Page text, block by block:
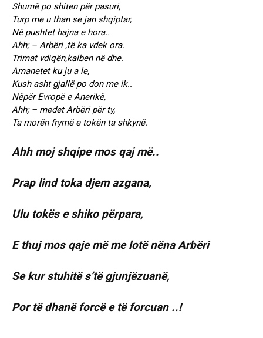
Shumë po shiten për pasuri,
Turp me u than se jan shqiptar,
Në pushtet hajna e hora..
Ahh; – Arbëri ,të ka vdek ora.
Trimat vdiqën,kalben në dhe.
Amanetet ku ju a le,
Kush asht gjallë po don me ik..
Nëpër Evropë e Anerikë,
Ahh; – medet Arbëri për ty,
Ta morën frymë e tokën ta shkynë.
Ahh moj shqipe mos qaj më..
Prap lind toka djem azgana,
Ulu tokës e shiko përpara,
E thuj mos qaje më me lotë nëna Arbëri
Se kur stuhitë s’të gjunjëzuanë,
Por të dhanë forcë e të forcuan ..!